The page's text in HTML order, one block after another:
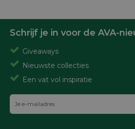
Schrijf je in voor de AVA-
Giveaways
Nieuwste collecties
Een vat vol inspiratie